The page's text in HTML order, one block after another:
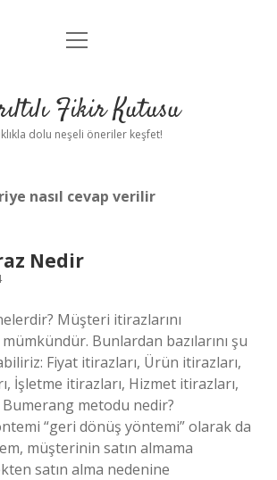
Anasayfa
Yasal Uyarı
menüyü
Fikir Kutusu
dolu neşeli öneriler keşfet!
nasıl cevap verilir
Nedir
Müşteri itirazlarını
Bunlardan bazılarını şu
Fiyat itirazları, Ürün itirazları,
İşletme itirazları, Hizmet itirazları,
metodu nedir?
“geri dönüş yöntemi” olarak da
müşterinin satın almama
satın alma nedenine